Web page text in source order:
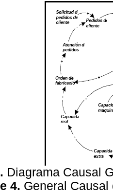
Diagrama Causal
4. General